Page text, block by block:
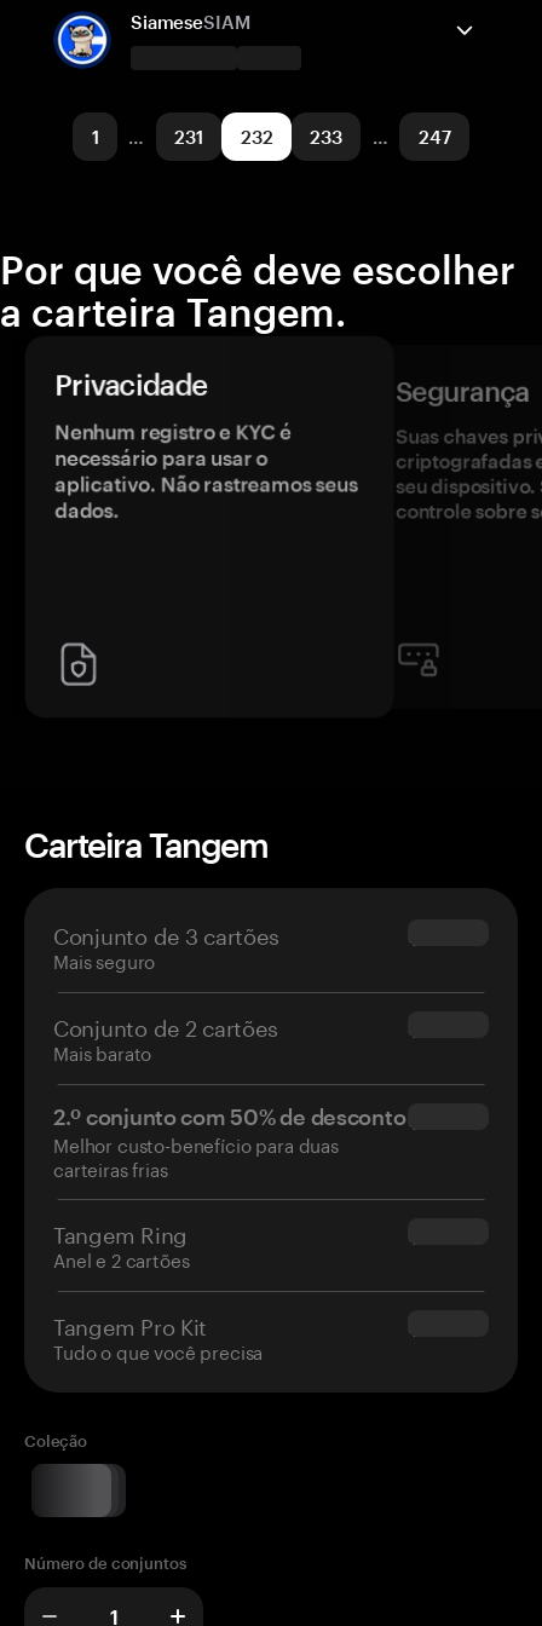
Cronos
Enviar/Receber Comprar
Polygon POS
SiameseSIAM
Enviar/Receber Comprar
1 … 231 232 233 … 247
Por que você deve escolher
a carteira Tangem.
Privacidade
Nenhum registro e KYC é
necessário para usar o
aplicativo. Não rastreamos seus
dados.
Segurança
Suas chaves
criptografadas
seu dispositivo.
controle sobre
Carteira Tangem
Conjunto de 3 cartões
Mais seguro
$69.90
Conjunto de 2 cartões
Mais barato
$54.90
2.º conjunto com 50% de desconto
Melhor custo-benefício para duas
carteiras frias
$34.95
Tangem Ring
Anel e 2 cartões
$160.00
Tangem Pro Kit
Tudo o que você precisa
$180.00
Coleção
Número de conjuntos